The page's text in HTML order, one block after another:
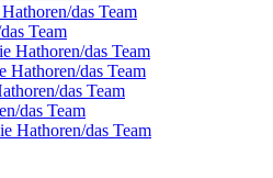
das Team
Team
Hathoren/das Team
Hathoren/das Team
das Team
das Team
Hathoren/das Team